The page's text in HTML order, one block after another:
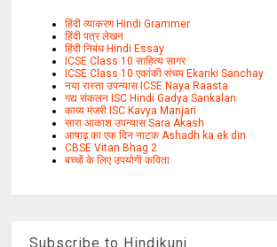
हिंदी व्याकरण Hindi Grammer
हिंदी पत्र लेखन
हिंदी निबंध Hindi Essay
ICSE Class 10 साहित्य सागर
ICSE Class 10 एकांकी संचय Ekanki Sanchay
नया रास्ता उपन्यास ICSE Naya Raasta
गद्य संकलन ISC Hindi Gadya Sankalan
काव्य मंजरी ISC Kavya Manjari
सारा आकाश उपन्यास Sara Akash
आषाढ़ का एक दिन नाटक Ashadh ka ek din
CBSE Vitan Bhag 2
बच्चों के लिए उपयोगी कविता
Subscribe to Hindikunj